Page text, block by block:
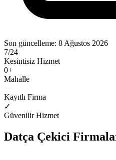
Son güncelleme: 8 Ağustos 2026
7/24
Kesintisiz Hizmet
0+
Mahalle
—
Kayıtlı Firma
✓
Güvenilir Hizmet
Datça Çekici